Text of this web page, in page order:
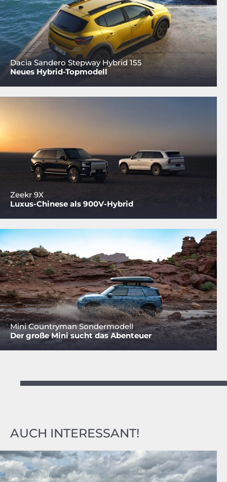
Dacia Sandero Stepway Hybrid 155
Neues Hybrid-Topmodell
Zeekr 9X
Luxus-Chinese als 900V-Hybrid
Mini Countryman Sondermodell
Der große Mini sucht das Abenteuer
AUCH INTERESSANT!